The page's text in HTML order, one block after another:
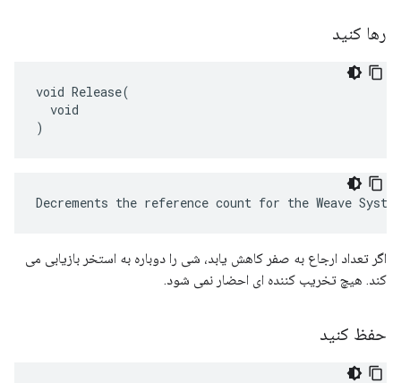
رها کنید
void Release(
  void
)
Decrements the reference count for the Weave
اگر تعداد ارجاع به صفر کاهش یابد، شی را دوباره به استخر بازیابی می
کند. هیچ تخریب کننده ای احضار نمی شود.
حفظ کنید